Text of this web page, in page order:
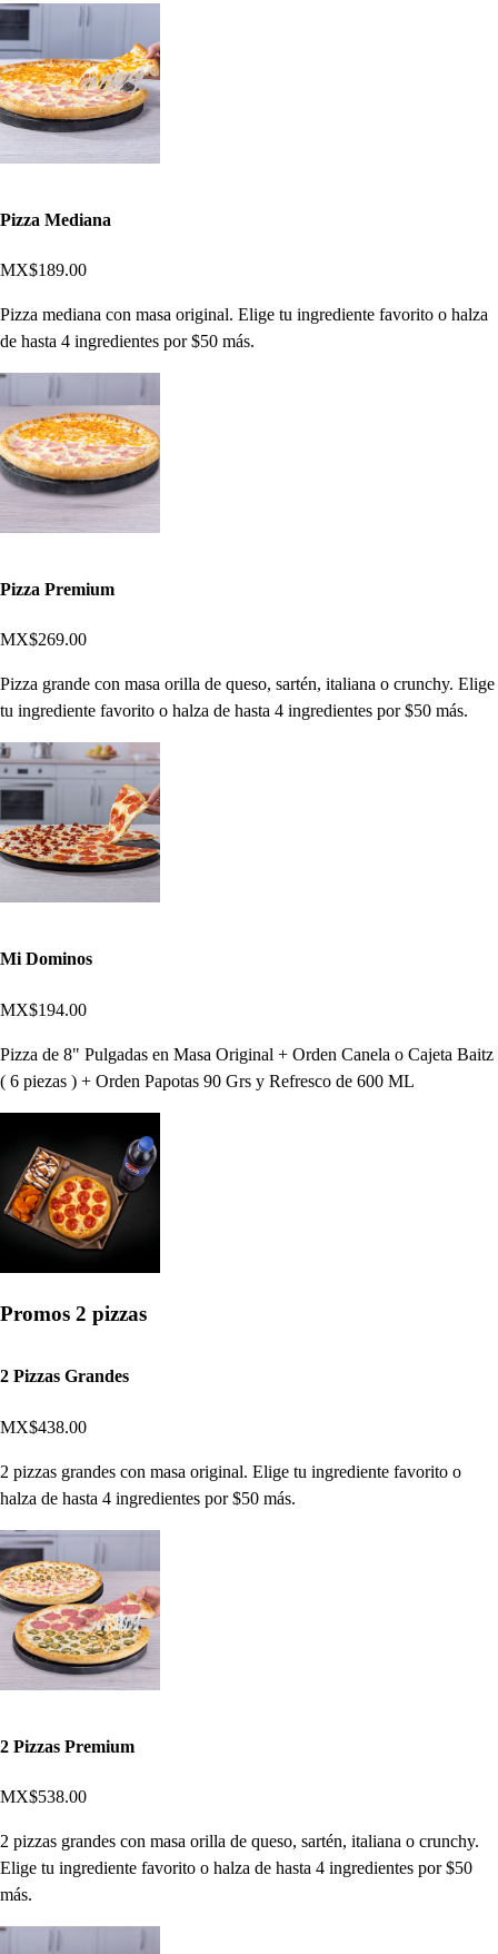
Pizza Mediana
MX$189.00
Pizza mediana con masa original. Elige tu ingrediente favorito o halza
de hasta 4 ingredientes por $50 más.
Pizza Premium
MX$269.00
Pizza grande con masa orilla de queso, sartén, italiana o crunchy. Elige
tu ingrediente favorito o halza de hasta 4 ingredientes por $50 más.
Mi Dominos
MX$194.00
Pizza de 8" Pulgadas en Masa Original + Orden Canela o Cajeta Baitz
( 6 piezas ) + Orden Papotas 90 Grs y Refresco de 600 ML
Promos 2 pizzas
2 Pizzas Grandes
MX$438.00
2 pizzas grandes con masa original. Elige tu ingrediente favorito o
halza de hasta 4 ingredientes por $50 más.
2 Pizzas Premium
MX$538.00
2 pizzas grandes con masa orilla de queso, sartén, italiana o crunchy.
Elige tu ingrediente favorito o halza de hasta 4 ingredientes por $50
más.